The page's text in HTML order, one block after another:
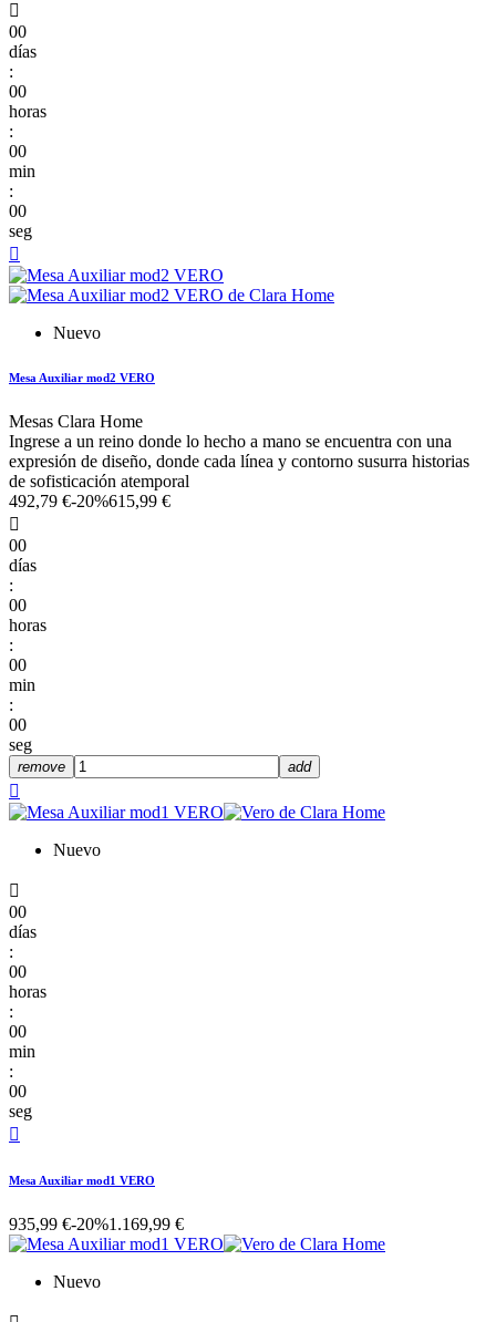

00
días
:
00
horas
:
00
min
:
00
seg

Nuevo
Mesa Auxiliar mod2 VERO
Mesas Clara Home
Ingrese a un reino donde lo hecho a mano se encuentra con una
expresión de diseño, donde cada línea y contorno susurra historias
de sofisticación atemporal
492,79 €-20%615,99 €

00
días
:
00
horas
:
00
min
:
00
seg
remove add

Nuevo

00
días
:
00
horas
:
00
min
:
00
seg

Mesa Auxiliar mod1 VERO
935,99 €-20%1.169,99 €
Nuevo